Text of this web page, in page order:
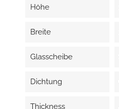
Höhe
Breite
Glasscheibe
Dichtung
Thickness